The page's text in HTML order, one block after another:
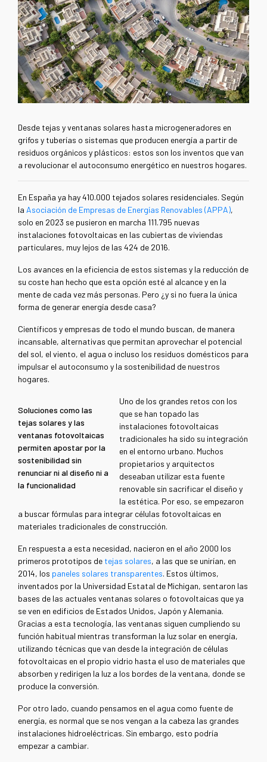
Desde tejas y ventanas solares hasta microgeneradores en
grifos y tuberías o sistemas que producen energía a partir de
residuos orgánicos y plásticos: estos son los inventos que van
a revolucionar el autoconsumo energético en nuestros hogares.
En España ya hay 410.000 tejados solares residenciales. Según
la Asociación de Empresas de Energías Renovables (APPA),
solo en 2023 se pusieron en marcha 111.795 nuevas
instalaciones fotovoltaicas en las cubiertas de viviendas
particulares, muy lejos de las 424 de 2016.
Los avances en la eficiencia de estos sistemas y la reducción de
su coste han hecho que esta opción esté al alcance y en la
mente de cada vez más personas. Pero ¿y si no fuera la única
forma de generar energía desde casa?
Científicos y empresas de todo el mundo buscan, de manera
incansable, alternativas que permitan aprovechar el potencial
del sol, el viento, el agua o incluso los residuos domésticos para
impulsar el autoconsumo y la sostenibilidad de nuestros
hogares.
Soluciones como las
tejas solares y las
ventanas fotovoltaicas
permiten apostar por la
sostenibilidad sin
renunciar ni al diseño ni a
la funcionalidad
Uno de los grandes retos con los
que se han topado las
instalaciones fotovoltaicas
tradicionales ha sido su integración
en el entorno urbano. Muchos
propietarios y arquitectos
deseaban utilizar esta fuente
renovable sin sacrificar el diseño y
la estética. Por eso, se empezaron
a buscar fórmulas para integrar células fotovoltaicas en
materiales tradicionales de construcción.
En respuesta a esta necesidad, nacieron en el año 2000 los
primeros prototipos de tejas solares, a las que se unirían, en
2014, los paneles solares transparentes. Estos últimos,
inventados por la Universidad Estatal de Michigan, sentaron las
bases de las actuales ventanas solares o fotovoltaicas que ya
se ven en edificios de Estados Unidos, Japón y Alemania.
Gracias a esta tecnología, las ventanas siguen cumpliendo su
función habitual mientras transforman la luz solar en energía,
utilizando técnicas que van desde la integración de células
fotovoltaicas en el propio vidrio hasta el uso de materiales que
absorben y redirigen la luz a los bordes de la ventana, donde se
produce la conversión.
Por otro lado, cuando pensamos en el agua como fuente de
energía, es normal que se nos vengan a la cabeza las grandes
instalaciones hidroeléctricas. Sin embargo, esto podría
empezar a cambiar.